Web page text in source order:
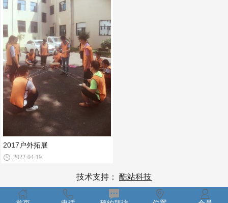
2017户外拓展
2022-04-19
技术支持： 酷站科技